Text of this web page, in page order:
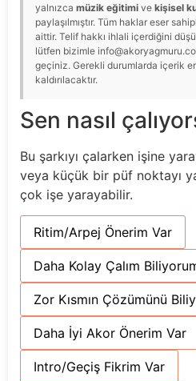
yalnızca müzik eğitimi ve kişisel
paylaşılmıştır. Tüm haklar eser
aittir. Telif hakkı ihlali içerdiğini
lütfen bizimle
geçiniz. Gerekli durumlarda içerik
kaldırılacaktır.
Sen nasıl
Bu şarkıyı çalarken işine
veya küçük bir püf noktayı
çok işe yarayabilir.
Ritim/Arpej Önerim Var
Daha Kolay Çalım
Zor Kısmın Çözümünü
Daha İyi Akor Önerim Var
Intro/Geçiş Fikrim Var